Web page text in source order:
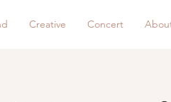
Creative Concert